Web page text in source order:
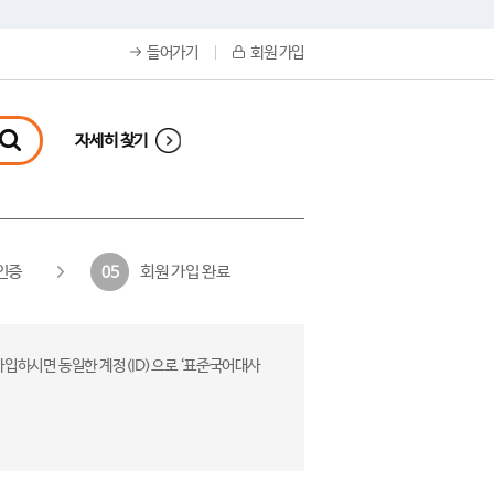
들어가기 회원 가입
자세히 찾기
증 05 회원 가입 완료
하시면 동일한 계정(ID)으로 ‘표준국어대사